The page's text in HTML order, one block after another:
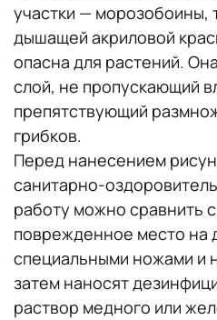
участки — морозобоины,
дышащей акриловой
опасна для растений.
слой, не пропускающий
препятствующий
грибков.
Перед нанесением
санитарно-
работу можно сравнить
поврежденное место на
специальными ножами и
затем наносят
раствор медного или